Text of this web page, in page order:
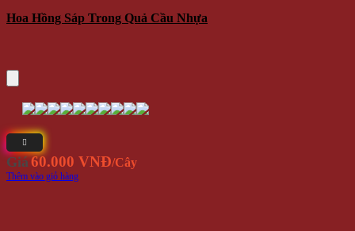
Hoa Hồng Sáp Trong Quả Cầu Nhựa
Giá60.000 VNĐ/Cây
Thêm vào giỏ hàng